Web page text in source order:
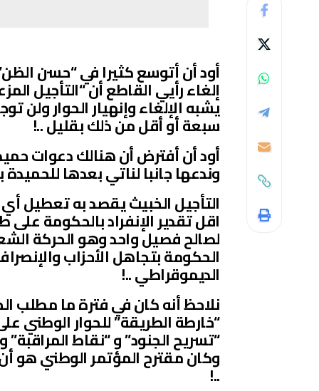
أود أن أتوسع كثيرا في “حسن
إلغاء رأيي القاطع أن “التأجيل
يشبه الإلغاء وإنهيار الحوار ولن
سبعة أو أقل من ذلك بقليل ..!
أود أن أفترض أن هنالك دعوات
وندعها جانبا لناتي بعدها للحميدة
التأجيل الخبيث يقصد به تعطيل
اقل تقدير الإنفراد بالحكومة على
لصالح فصيل واحد وهو الحركة
الحكومة بتجاهل الأحزاب
الديموقراطي ..!
نلاحظ أنه كان في فترة ما مطلب
“خارطة الطريقة” للحوار
“تسريح الجنود” و “نقاط
وكان مقترح المؤتمر الوطني هو
..!